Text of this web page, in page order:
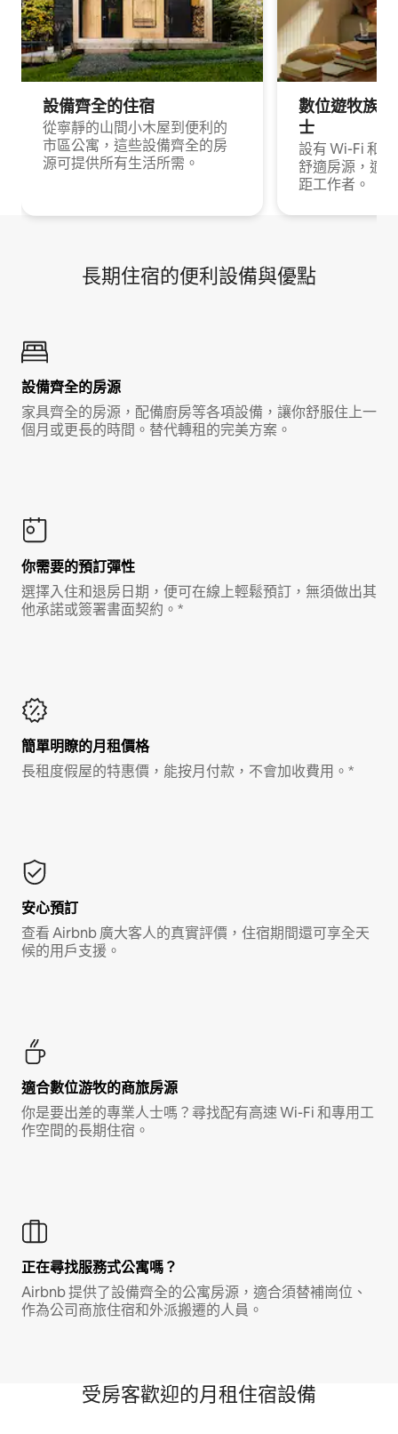
設備齊全的住宿
從寧靜的山間小木屋到便利的
市區公寓，這些設備齊全的房
源可提供所有生活所需。
數位遊牧族
士
設有 Wi-Fi 和
舒適房源，適
距工作者。
長期住宿的便利設備與優點
設備齊全的房源
家具齊全的房源，配備廚房等各項設備，讓你舒服住上一
個月或更長的時間。替代轉租的完美方案。
你需要的預訂彈性
選擇入住和退房日期，便可在線上輕鬆預訂，無須做出其
他承諾或簽署書面契約。*
簡單明瞭的月租價格
長租度假屋的特惠價，能按月付款，不會加收費用。*
安心預訂
查看 Airbnb 廣大客人的真實評價，住宿期間還可享全天
候的用戶支援。
適合數位游牧的商旅房源
你是要出差的專業人士嗎？尋找配有高速 Wi-Fi 和專用工
作空間的長期住宿。
正在尋找服務式公寓嗎？
Airbnb 提供了設備齊全的公寓房源，適合須替補崗位、
作為公司商旅住宿和外派搬遷的人員。
受房客歡迎的月租住宿設備